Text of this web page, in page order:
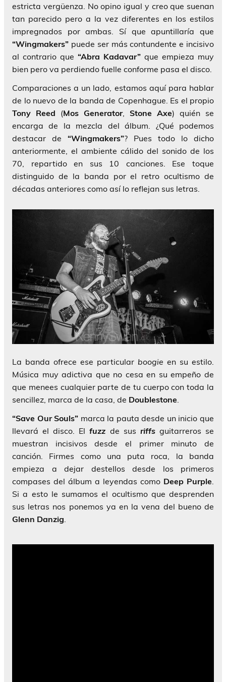
estricta vergüenza. No opino igual y creo que suenan
tan parecido pero a la vez diferentes en los estilos
impregnados por ambas. Sí que apuntillaría que
“Wingmakers” puede ser más contundente e incisivo
al contrario que “Abra Kadavar” que empieza muy
bien pero va perdiendo fuelle conforme pasa el disco.
Comparaciones a un lado, estamos aquí para hablar
de lo nuevo de la banda de Copenhague. Es el propio
Tony Reed (Mos Generator, Stone Axe) quién se
encarga de la mezcla del álbum. ¿Qué podemos
destacar de “Wingmakers”? Pues todo lo dicho
anteriormente, el ambiente cálido del sonido de los
70, repartido en sus 10 canciones. Ese toque
distinguido de la banda por el retro ocultismo de
décadas anteriores como así lo reflejan sus letras.
La banda ofrece ese particular boogie en su estilo.
Música muy adictiva que no cesa en su empeño de
que menees cualquier parte de tu cuerpo con toda la
sencillez, marca de la casa, de Doublestone.
“Save Our Souls” marca la pauta desde un inicio que
llevará el disco. Elfuzz de sus riffsguitarreros se
muestran incisivos desde el primer minuto de
canción. Firmes como una puta roca, la banda
empieza a dejar destellos desde los primeros
compases del álbum a leyendas como Deep Purple.
Si a esto le sumamos el ocultismo que desprenden
sus letras nos ponemos ya en la vena del bueno de
Glenn Danzig.